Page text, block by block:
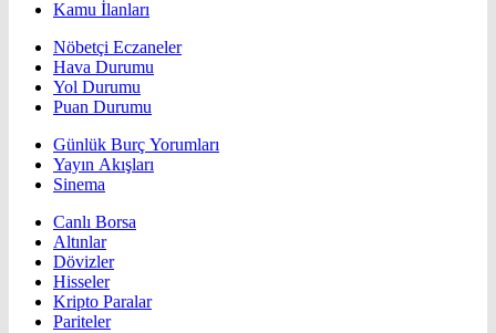
Kamu İlanları
Nöbetçi Eczaneler
Hava Durumu
Yol Durumu
Puan Durumu
Günlük Burç Yorumları
Yayın Akışları
Sinema
Canlı Borsa
Altınlar
Dövizler
Hisseler
Kripto Paralar
Pariteler